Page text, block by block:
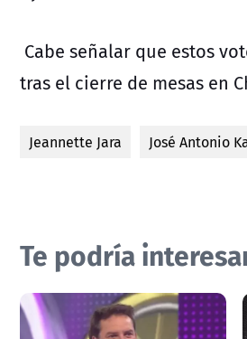
Cabe señalar que estos
tras el cierre de mesas en
Jeannette Jara José Antonio
Te podría